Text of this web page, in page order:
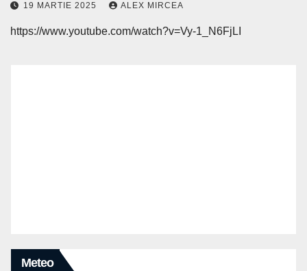
19 MARTIE 2025 ALEX MIRCEA
https://www.youtube.com/watch?v=Vy-1_N6FjLI
Meteo